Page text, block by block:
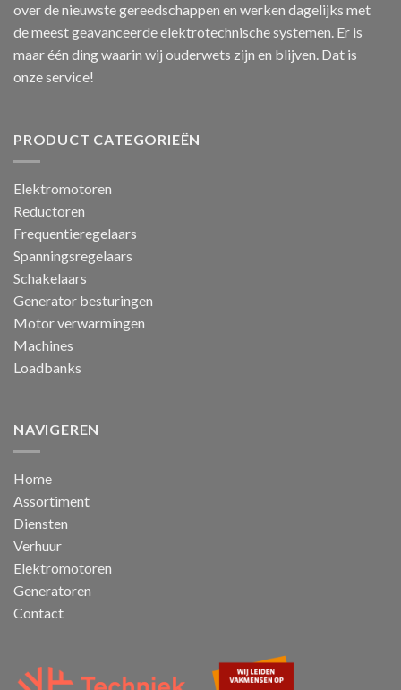
over de nieuwste gereedschappen en werken dagelijks met
de meest geavanceerde elektrotechnische systemen. Er is
maar één ding waarin wij ouderwets zijn en blijven. Dat is
onze service!
PRODUCT CATEGORIEËN
Elektromotoren
Reductoren
Frequentieregelaars
Spanningsregelaars
Schakelaars
Generator besturingen
Motor verwarmingen
Machines
Loadbanks
NAVIGEREN
Home
Assortiment
Diensten
Verhuur
Elektromotoren
Generatoren
Contact